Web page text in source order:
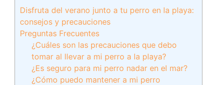
Disfruta del verano junto a tu perro en la playa:
consejos y precauciones
Preguntas Frecuentes
¿Cuáles son las precauciones que debo
tomar al llevar a mi perro a la playa?
¿Es seguro para mi perro nadar en el mar?
¿Cómo puedo mantener a mi perro